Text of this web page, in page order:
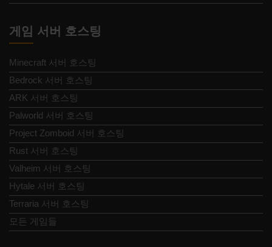
게임 서버 호스팅
Minecraft 서버 호스팅
Bedrock 서버 호스팅
ARK 서버 호스팅
Palworld 서버 호스팅
Project Zomboid 서버 호스팅
Rust 서버 호스팅
Valheim 서버 호스팅
Hytale 서버 호스팅
Terraria 서버 호스팅
모든 게임들